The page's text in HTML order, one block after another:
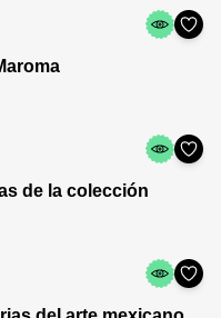
de la colección